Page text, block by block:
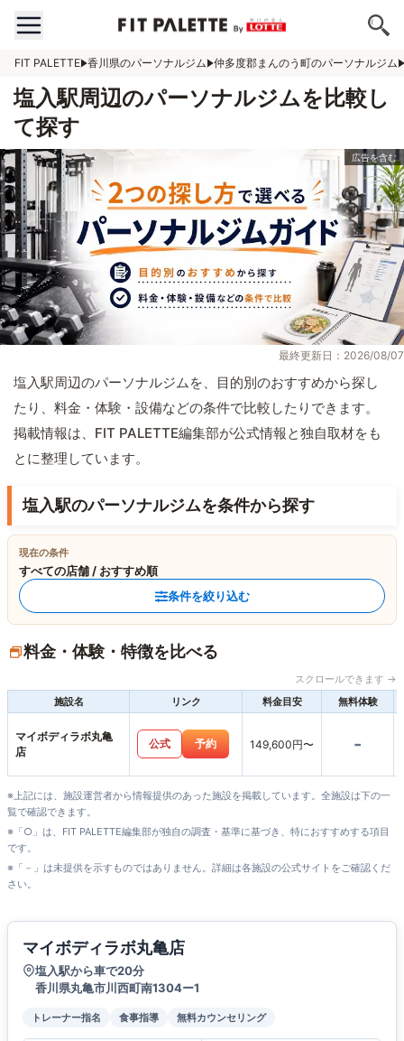
FIT PALETTE 香川県のパーソナルジム 仲多度郡まんのう町のパーソナルジム
塩入駅周辺のパーソナルジムを比較し
て探す
最終更新日：2026/08/07
塩入駅周辺のパーソナルジムを、目的別のおすすめから探し
たり、料金・体験・設備などの条件で比較したりできます。
掲載情報は、FIT PALETTE編集部が公式情報と独自取材をも
とに整理しています。
塩入駅のパーソナルジムを条件から探す
現在の条件
すべての店舗 / おすすめ順
条件を絞り込む
料金・体験・特徴を比べる
スクロールできます →
施設名
リンク 料金目安 無料体験
マイボディラボ丸亀
店
公式 予約 149,600円〜 -
※上記には、施設運営者から情報提供のあった施設を掲載しています。全施設は下の一
覧で確認できます。
※「○」は、FIT PALETTE編集部が独自の調査・基準に基づき、特におすすめする項目
です。
※「－」は未提供を示すものではありません。詳細は各施設の公式サイトをご確認くだ
さい。
マイボディラボ丸亀店
塩入駅から車で20分
香川県丸亀市川西町南1304ー1
トレーナー指名 食事指導 無料カウンセリング